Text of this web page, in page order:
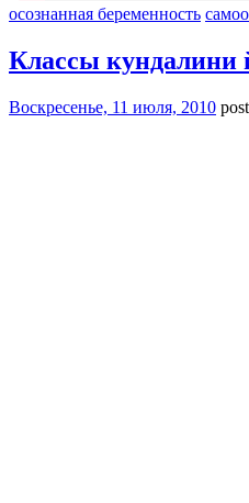
осознанная беременность
Классы кундалини
Воскресенье, 11 июля, 2010